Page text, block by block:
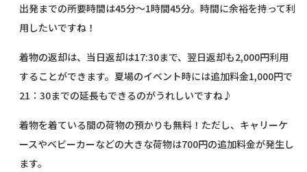
出発までの所要時間は45分〜1時間45分。時間に余裕を持って利
用したいですね！
着物の返却は、当日返却は17:30まで、翌日返却も2,000円利用
することができます。夏場のイベント時には追加料金1,000円で
21：30までの延長もできるのがうれしいですね♪
着物を着ている間の荷物の預かりも無料！ただし、キャリーケ
ースやベビーカーなどの大きな荷物は700円の追加料金が発生し
ます。